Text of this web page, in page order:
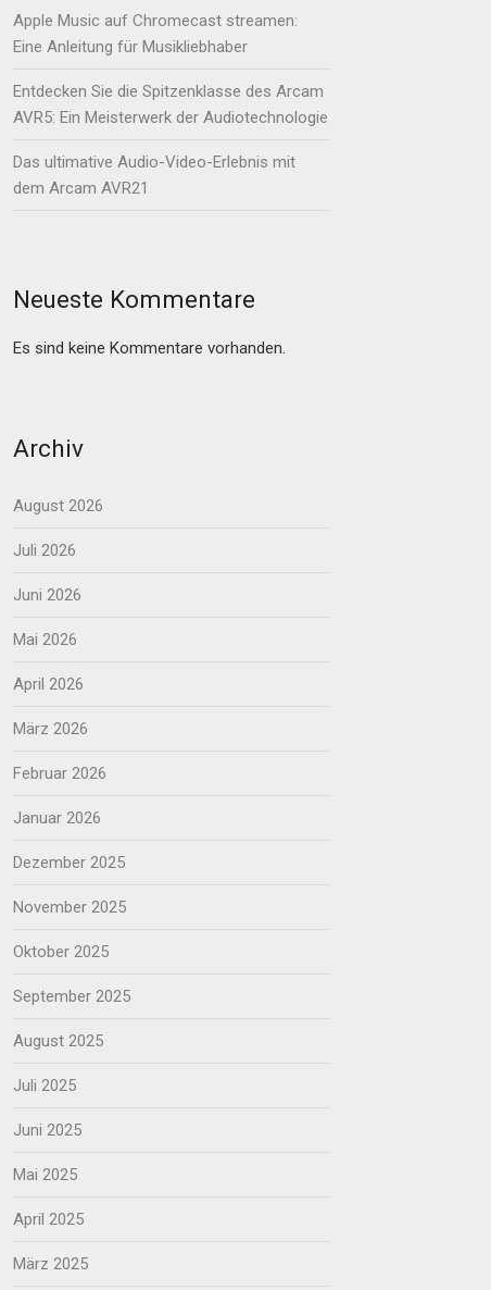
Apple Music auf Chromecast streamen:
Eine Anleitung für Musikliebhaber
Entdecken Sie die Spitzenklasse des Arcam
AVR5: Ein Meisterwerk der Audiotechnologie
Das ultimative Audio-Video-Erlebnis mit
dem Arcam AVR21
Neueste Kommentare
Es sind keine Kommentare vorhanden.
Archiv
August 2026
Juli 2026
Juni 2026
Mai 2026
April 2026
März 2026
Februar 2026
Januar 2026
Dezember 2025
November 2025
Oktober 2025
September 2025
August 2025
Juli 2025
Juni 2025
Mai 2025
April 2025
März 2025